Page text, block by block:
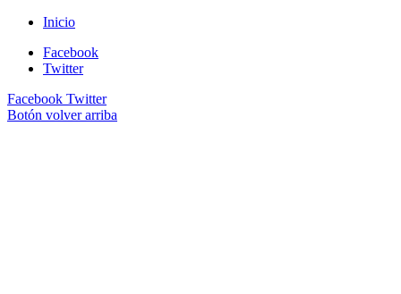
Inicio
Facebook
Twitter
Facebook Twitter
Botón volver arriba